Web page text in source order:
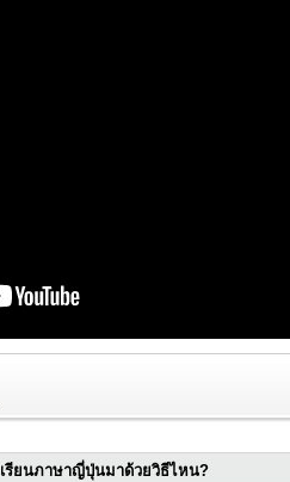
เรียนภาษาญี่ปุ่นมาด้วยวิธีไหน?